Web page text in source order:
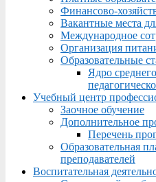
Финансово-
Вакантные места
Международное
Организация
Образовательные
Ядро
Учебный центр
Заочное обучение
Дополнительное
Перечень
Образовательная
преподавателей
Воспитательная